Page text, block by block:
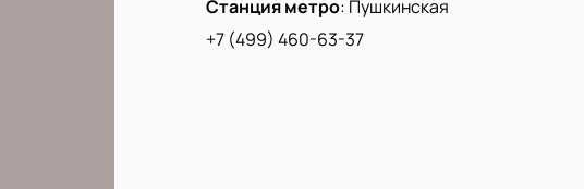
Станция метро: Пушкинская
+7 (499) 460-63-37